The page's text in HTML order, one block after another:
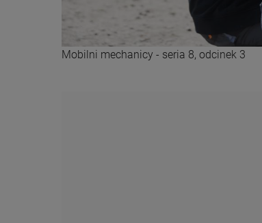
Mobilni mechanicy - seria 8, odcinek 3